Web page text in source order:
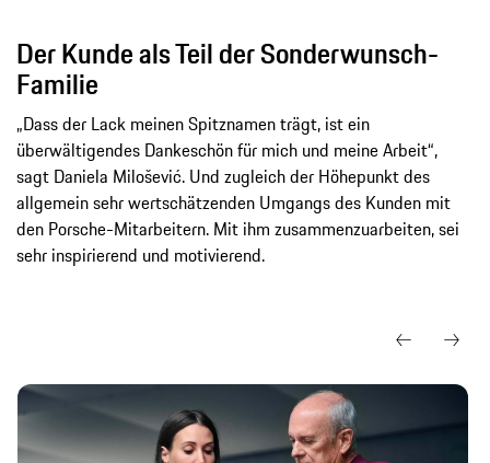
Der Kunde als Teil der Sonderwunsch-
Familie
„Dass der Lack meinen Spitznamen trägt, ist ein
überwältigendes Dankeschön für mich und meine Arbeit“,
sagt Daniela Milošević. Und zugleich der Höhepunkt des
allgemein sehr wertschätzenden Umgangs des Kunden mit
den Porsche-Mitarbeitern. Mit ihm zusammenzuarbeiten, sei
sehr inspirierend und motivierend.